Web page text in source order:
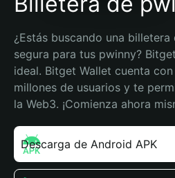
¿Estás buscando una
segura para tus pwinny?
ideal. Bitget Wallet cuenta
millones de usuarios y te
la Web3. ¡Comienza ahora
Descarga de Android APK